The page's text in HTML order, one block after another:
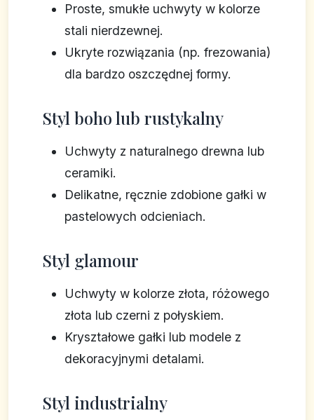
Proste, smukłe uchwyty w kolorze
stali nierdzewnej.
Ukryte rozwiązania (np. frezowania)
dla bardzo oszczędnej formy.
Styl boho lub rustykalny
Uchwyty z naturalnego drewna lub
ceramiki.
Delikatne, ręcznie zdobione gałki w
pastelowych odcieniach.
Styl glamour
Uchwyty w kolorze złota, różowego
złota lub czerni z połyskiem.
Kryształowe gałki lub modele z
dekoracyjnymi detalami.
Styl industrialny